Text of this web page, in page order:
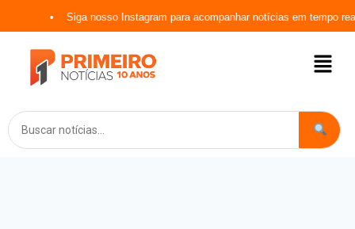
Siga nosso Instagram para acompanhar notícias em tempo real